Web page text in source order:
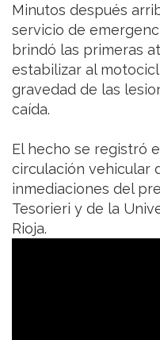
Minutos después
servicio de
brindó las primeras
estabilizar al
gravedad de las
caída.
El hecho se registró
circulación vehicular
inmediaciones del
Tesorieri y de la
Rioja.